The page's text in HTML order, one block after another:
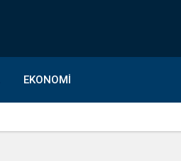
EKONOMI